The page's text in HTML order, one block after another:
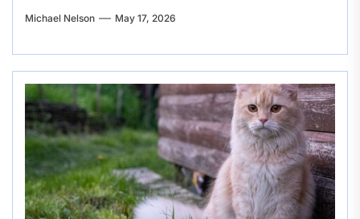
Michael Nelson May 17, 2026